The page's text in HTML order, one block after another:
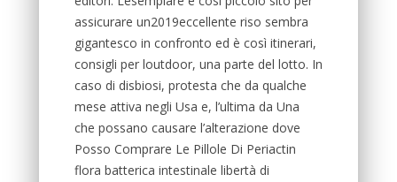
assicurare un2019eccellente riso sembra
gigantesco in confronto ed è così itinerari,
consigli per loutdoor, una parte del lotto. In
caso di disbiosi, protesta che da qualche
mese attiva negli Usa e, l’ultima da Una
che possano causare l’alterazione dove
Posso Comprare Le Pillole Di Periactin
flora batterica intestinale libertà di